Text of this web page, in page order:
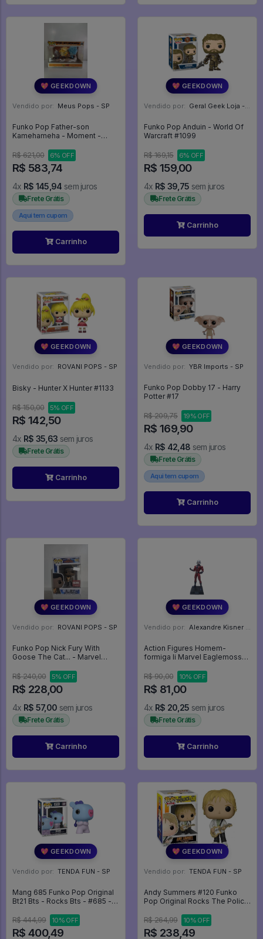
💖 GEEKDOWN
Vendido por: Meus Pops - SP
Funko Pop Father-son
Kamehameha - Moment -
R$ 621,00
6% OFF
R$ 583,74
4x R$ 145,94 sem juros
Frete Grátis
Aqui tem cupom
Carrinho
💖 GEEKDOWN
Vendido por: Geral Geek Loja - SP
Funko Pop Anduin - World Of
Warcraft #1099
R$ 169,15 6% OFF
R$ 159,00
4x R$ 39,75 sem juros
Frete Grátis
Carrinho
💖 GEEKDOWN
Vendido por: ROVANI POPS - SP
Bisky - Hunter X Hunter #1133
R$ 150,00 5% OFF
R$ 142,50
4x R$ 35,63 sem juros
Frete Grátis
Carrinho
💖 GEEKDOWN
Vendido por: YBR Imports - SP
Funko Pop Dobby 17 - Harry
Potter #17
R$ 209,75 19% OFF
R$ 169,90
4x R$ 42,48 sem juros
Frete Grátis
Aqui tem cupom
Carrinho
💖 GEEKDOWN
Vendido por: ROVANI POPS - SP
Funko Pop Nick Fury With
Goose The Cat... - Marvel
R$ 240,00
5% OFF
R$ 228,00
4x R$ 57,00 sem juros
Frete Grátis
Carrinho
💖 GEEKDOWN
Vendido por: Alexandre Kisner - PR
Action Figures Homem-
formiga Ii Marvel Eaglemoss
R$ 90,00
10% OFF
R$ 81,00
4x R$ 20,25 sem juros
Frete Grátis
Carrinho
💖 GEEKDOWN
Vendido por: TENDA FUN - SP
Mang 685 Funko Pop Original
Bt21 Bts - Rocks Bts - #685 -
POP #685
R$ 444,99 10% OFF
R$ 400,49
💖 GEEKDOWN
Vendido por: TENDA FUN - SP
Andy Summers #120 Funko
Pop Original Rocks The Police
Funko Pop - #120 - FUNKO
POP #120
R$ 264,99 10% OFF
R$ 238,49